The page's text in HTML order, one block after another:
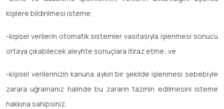
kişilere bildirilmesi isteme;
-kişisel verilerin otomatik sistemler vasıtasıyla işlenmesi sonucu
ortaya çıkabilecek aleyhte sonuçlara itiraz etme; ve
-kişisel verilerinizin kanuna aykırı bir şekilde işlenmesi sebebiyle
zarara uğramanız halinde bu zararın tazmin edilmesini isteme
hakkına sahipsiniz.